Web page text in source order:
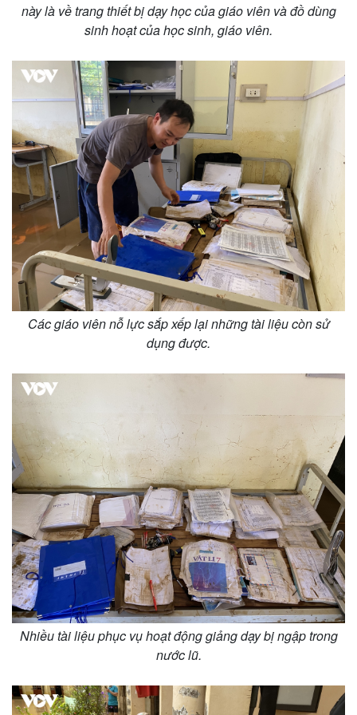
Hậu trường
Thông tin doanh nghiệp
Doanh nghiệp 24h
Doanh nhân
Vì cộng đồng
Công nghệ
Sành điệu
Tin Công nghệ
Trải nghiệm
Chuyển đổi số
này là về trang thiết bị dạy học của giáo viên và đồ dùng
sinh hoạt của học sinh, giáo viên.
Các giáo viên nỗ lực sắp xếp lại những tài liệu còn sử
dụng được.
Nhiều tài liệu phục vụ hoạt động giảng dạy bị ngập trong
nước lũ.